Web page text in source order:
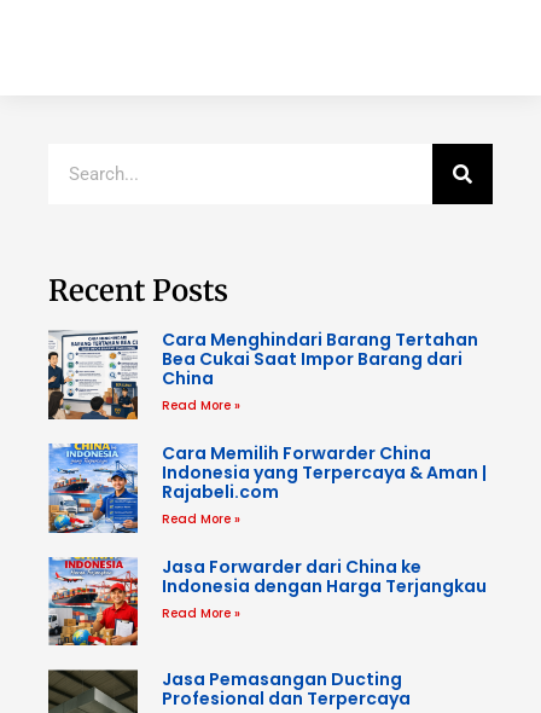
Recent Posts
Cara Menghindari Barang Tertahan
Bea Cukai Saat Impor Barang dari
China
Read More »
Cara Memilih Forwarder China
Indonesia yang Terpercaya & Aman |
Rajabeli.com
Read More »
Jasa Forwarder dari China ke
Indonesia dengan Harga Terjangkau
Read More »
Jasa Pemasangan Ducting
Profesional dan Terpercaya